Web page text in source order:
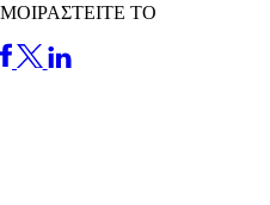
ΜΟΙΡΑΣΤΕΙΤΕ ΤΟ